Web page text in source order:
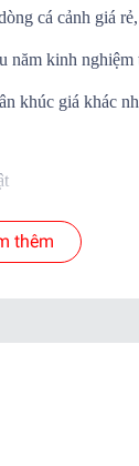
cá cảnh giá
kinh
khúc giá khác
khách hàng
lý nếu có hư
thêm